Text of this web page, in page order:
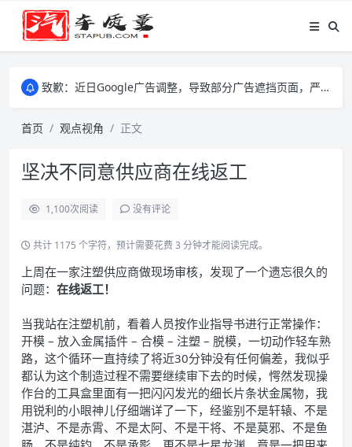
致歉：近日Google广告调整，导致部分广告遮挡页面，严重影响大家访问体验，将尽快调整完成，由此带来的不便，特意致歉！
致歉：近日Google广告调整，导致部分广告遮挡页面，严重影响大家访问体验，将尽快调整完成，由此带来的不便，特意致歉！
首页 观点视角 正文
坚决不同意供应商在线返工
1,100次阅读 没有评论
共计 1175 个字符，预计需要花费 3 分钟才能阅读完成。
上周在一家注塑供应商做现场审核，发现了一个遗忘很久的
问题： 在线返工！
当我站在注塑机前，看着人员按作业指导书进行正常操作：
开模 – 放入金属插件 – 合模 – 注塑 – 脱模，一切动作轻车熟
路，这个循环一直持续了将近30分钟没有任何偏差，我似乎
都认为这个制造过程不需要继续审下去的时候，愕然发现操
作台的工具盒里面有一把闪闪发光的细长片条状金属物，我
用锐利的小眼神儿仔细端详了一下，经鉴别不是轩辕、不是
湛泸、不是赤霄、不是太阿、不是干将、不是莫邪、不是鱼